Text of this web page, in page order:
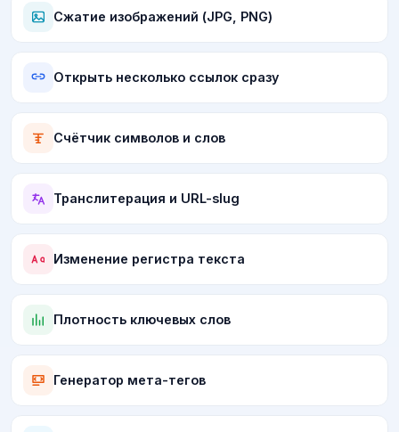
Сжатие изображений (JPG, PNG)
Открыть несколько ссылок сразу
Счётчик символов и слов
Транслитерация и URL-slug
Изменение регистра текста
Плотность ключевых слов
Генератор мета-тегов